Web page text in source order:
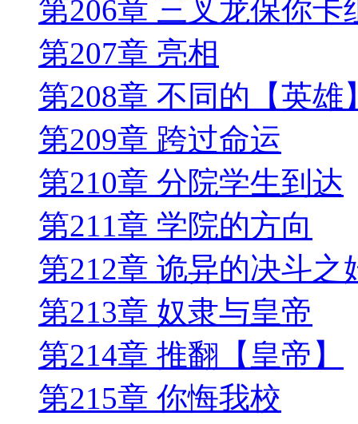
第206章 三叉龙保你卡
第207章 亮相
第208章 不同的【英雄
第209章 跨过命运
第210章 分院学生到达
第211章 学院的方向
第212章 诡异的决斗之
第213章 奴隶与皇帝
第214章 推翻【皇帝】
第215章 你悔我校